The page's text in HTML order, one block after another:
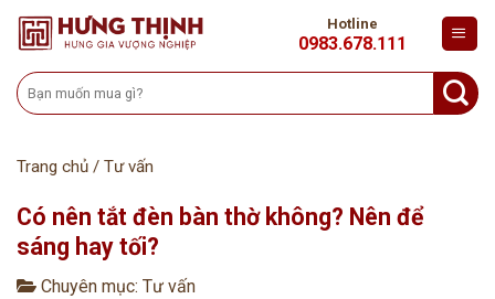
Skip
Hotline
0983.678.111
Tìm
kiếm:
Trang chủ / Tư vấn
Có nên tắt đèn bàn thờ không? Nên để
sáng hay tối?
Chuyên mục: Tư vấn